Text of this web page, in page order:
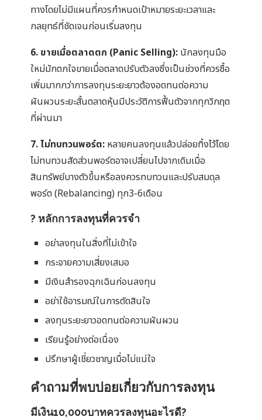
ทางโดยไม่มีแผนที่ควรกำหนดเป้าหมายระยะเวลาและ
กลยุทธ์ที่ชัดเจนก่อนเริ่มลงทุน
6. ขายเมื่อตลาดตก (Panic Selling): นักลงทุนมือ
ใหม่มักตกใจขายเมื่อตลาดปรับตัวลงซึ่งเป็นช่วงที่ควรซื้อ
เพิ่มมากกว่าการลงทุนระยะยาวต้องอดทนต่อความ
ผันผวนระยะสั้นตลาดหุ้นมีประวัติการฟื้นตัวจากทุกวิกฤต
ที่ผ่านมา
7. ไม่ทบทวนพอร์ต: หลายคนลงทุนแล้วปล่อยทิ้งไว้โดย
ไม่ทบทวนสัดส่วนพอร์ตอาจเปลี่ยนไปจากเดิมเมื่อ
สินทรัพย์บางตัวขึ้นหรือลงควรทบทวนและปรับสมดุล
พอร์ต (Rebalancing) ทุก3-6เดือน
? หลักการลงทุนที่ควรจำ
อย่าลงทุนในสิ่งที่ไม่เข้าใจ
กระจายความเสี่ยงเสมอ
มีเงินสำรองฉุกเฉินก่อนลงทุน
อย่าใช้อารมณ์ในการตัดสินใจ
ลงทุนระยะยาวอดทนต่อความผันผวน
เรียนรู้อย่างต่อเนื่อง
ปรึกษาผู้เชี่ยวชาญเมื่อไม่แน่ใจ
คำถามที่พบบ่อยเกี่ยวกับการลงทุน
มีเงิน10,000บาทควรลงทุนอะไรดี?